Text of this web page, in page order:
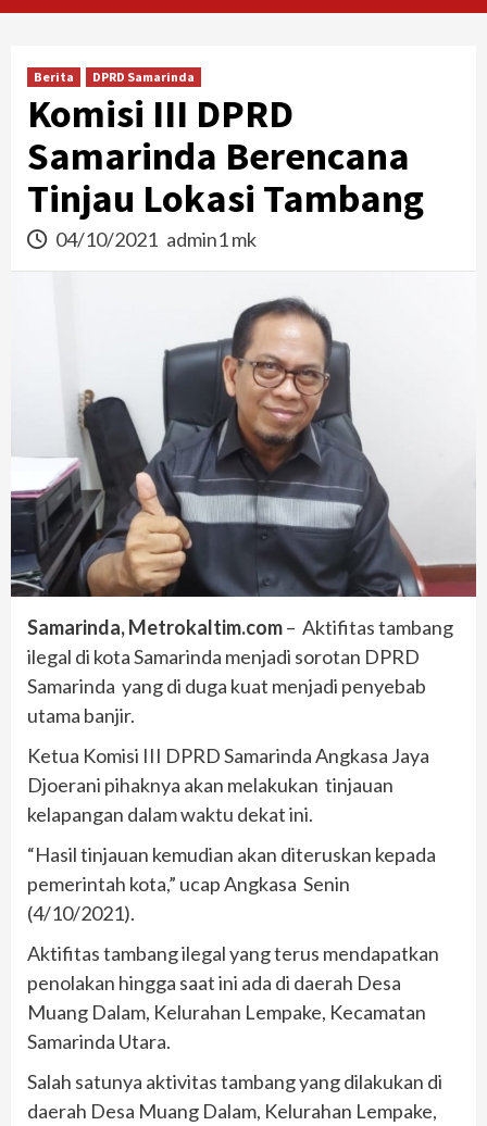
Berita DPRD Samarinda
Komisi III DPRD
Samarinda Berencana
Tinjau Lokasi Tambang
04/10/2021 admin1 mk
Samarinda, Metrokaltim.com– Aktifitas tambang
ilegal di kota Samarinda menjadi sorotan DPRD
Samarinda yang di duga kuat menjadi penyebab
utama banjir.
Ketua Komisi III DPRD Samarinda Angkasa Jaya
Djoerani pihaknya akan melakukan tinjauan
kelapangan dalam waktu dekat ini.
“Hasil tinjauan kemudian akan diteruskan kepada
pemerintah kota,” ucap Angkasa Senin
(4/10/2021).
Aktifitas tambang ilegal yang terus mendapatkan
penolakan hingga saat ini ada di daerah Desa
Muang Dalam, Kelurahan Lempake, Kecamatan
Samarinda Utara.
Salah satunya aktivitas tambang yang dilakukan di
daerah Desa Muang Dalam, Kelurahan Lempake,